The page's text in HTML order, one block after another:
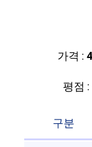
가격 :
평점
구분